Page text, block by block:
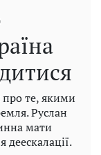
те, якими
Руслан
мати
деескалації.